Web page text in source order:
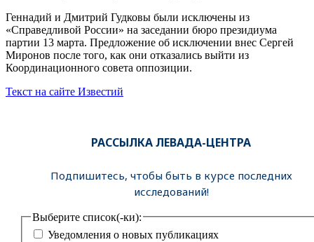
Геннадий и Дмитрий Гудковы были исключены из
«Справедливой России» на заседании бюро президиума
партии 13 марта. Предложение об исключении внес Сергей
Миронов после того, как они отказались выйти из
Координационного совета оппозиции.
Текст на сайте Известий
РАССЫЛКА ЛЕВАДА-ЦЕНТРА
Подпишитесь, чтобы быть в курсе последних
исследований!
Выберите список(-ки):
Уведомления о новых публикациях